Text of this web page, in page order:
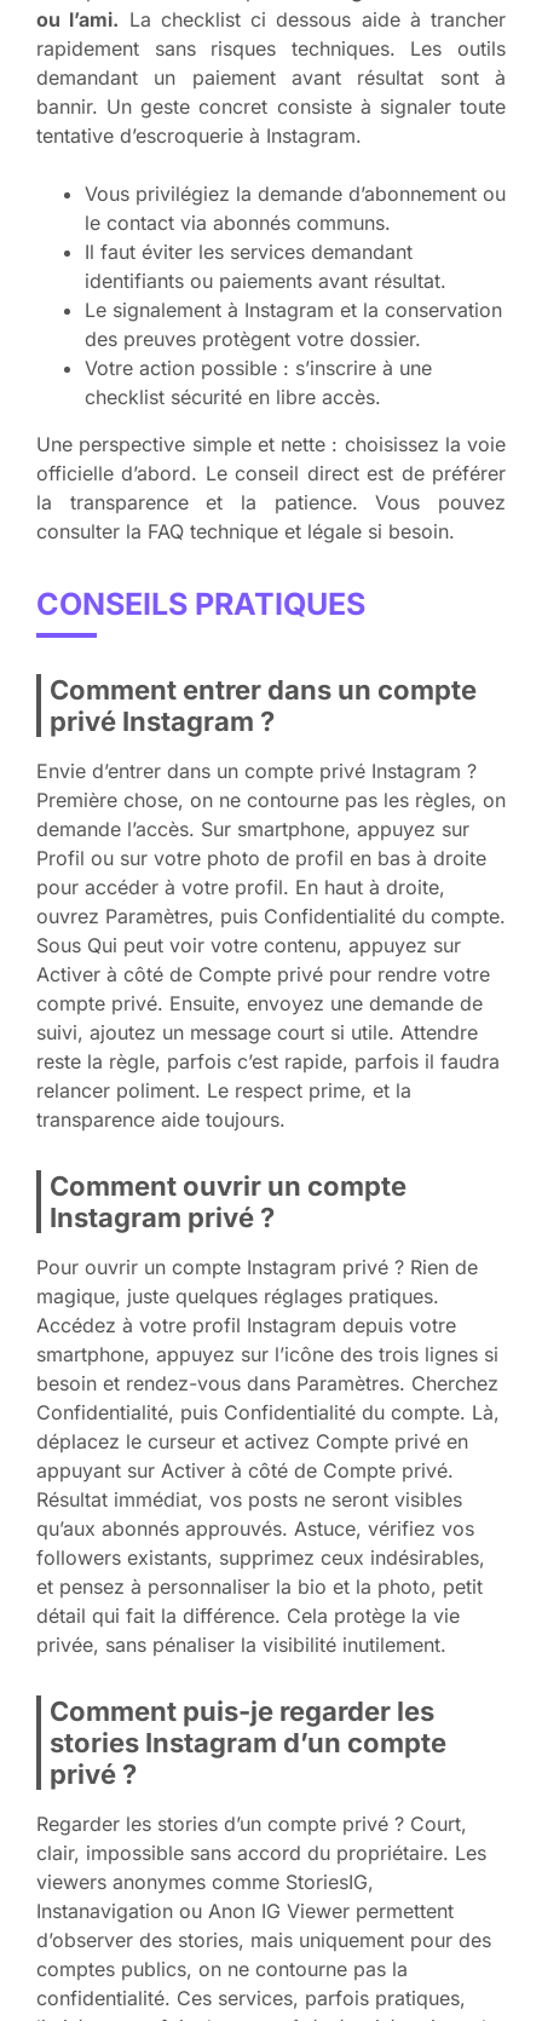
ou l’ami. La checklist ci dessous aide à trancher
rapidement sans risques techniques. Les outils
demandant un paiement avant résultat sont à
bannir. Un geste concret consiste à signaler toute
tentative d’escroquerie à Instagram.
Vous privilégiez la demande d’abonnement ou
le contact via abonnés communs.
Il faut éviter les services demandant
identifiants ou paiements avant résultat.
Le signalement à Instagram et la conservation
des preuves protègent votre dossier.
Votre action possible : s’inscrire à une
checklist sécurité en libre accès.
Une perspective simple et nette : choisissez la voie
officielle d’abord. Le conseil direct est de préférer
la transparence et la patience. Vous pouvez
consulter la FAQ technique et légale si besoin.
CONSEILS PRATIQUES
Comment entrer dans un compte
privé Instagram ?
Envie d’entrer dans un compte privé Instagram ?
Première chose, on ne contourne pas les règles, on
demande l’accès. Sur smartphone, appuyez sur
Profil ou sur votre photo de profil en bas à droite
pour accéder à votre profil. En haut à droite,
ouvrez Paramètres, puis Confidentialité du compte.
Sous Qui peut voir votre contenu, appuyez sur
Activer à côté de Compte privé pour rendre votre
compte privé. Ensuite, envoyez une demande de
suivi, ajoutez un message court si utile. Attendre
reste la règle, parfois c’est rapide, parfois il faudra
relancer poliment. Le respect prime, et la
transparence aide toujours.
Comment ouvrir un compte
Instagram privé ?
Pour ouvrir un compte Instagram privé ? Rien de
magique, juste quelques réglages pratiques.
Accédez à votre profil Instagram depuis votre
smartphone, appuyez sur l’icône des trois lignes si
besoin et rendez-vous dans Paramètres. Cherchez
Confidentialité, puis Confidentialité du compte. Là,
déplacez le curseur et activez Compte privé en
appuyant sur Activer à côté de Compte privé.
Résultat immédiat, vos posts ne seront visibles
qu’aux abonnés approuvés. Astuce, vérifiez vos
followers existants, supprimez ceux indésirables,
et pensez à personnaliser la bio et la photo, petit
détail qui fait la différence. Cela protège la vie
privée, sans pénaliser la visibilité inutilement.
Comment puis-je regarder les
stories Instagram d’un compte
privé ?
Regarder les stories d’un compte privé ? Court,
clair, impossible sans accord du propriétaire. Les
viewers anonymes comme StoriesIG,
Instanavigation ou Anon IG Viewer permettent
d’observer des stories, mais uniquement pour des
comptes publics, on ne contourne pas la
confidentialité. Ces services, parfois pratiques,